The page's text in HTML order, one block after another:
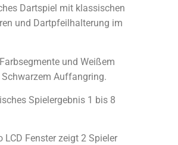
Dartspiel mit klassischen
und Dartpfeilhalterung im
und Weißem
Auffangring.
Spielergebnis 1 bis 8
LCD Fenster zeigt 2 Spieler